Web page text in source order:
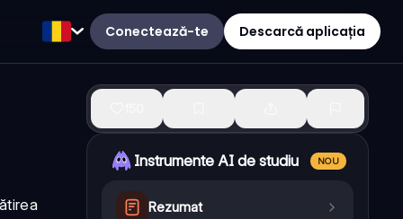
Conectează-te Descarcă aplicația
Instrumente AI de studiu NOU
Rezumat